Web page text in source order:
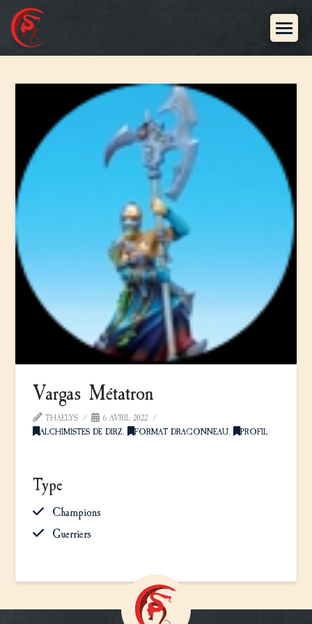
Vargas Métatron
THAELYS
6 AVRIL 2022
ALCHIMISTES DE DIRZ, FORMAT DRAGONNEAU, PROFIL
Type
Champions
Guerriers